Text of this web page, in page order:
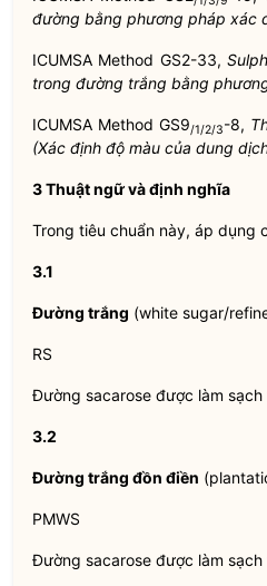
đường bằng phương pháp xác
ICUMSA Method GS2-33,
trong đường trắng bằng
ICUMSA Method GS9/1/2/3-8,
(Xác định độ màu của dung
3 Thuật ngữ và định nghĩa
Trong tiêu chuẩn này, áp dụng
3.1
Đường trắng (white sugar/
RS
Đường sacarose được làm
3.2
Đường trắng đồn điền
PMWS
Đường sacarose được làm